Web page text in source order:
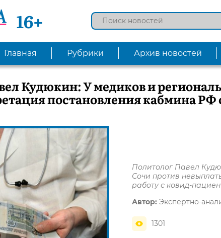
16+
Главная Рубрики Архив новостей
Кудюкин: У медиков и
постановления кабмина РФ
Политолог Павел
Сочи против
работу с ковид-
Автор: Экспертно-
1301